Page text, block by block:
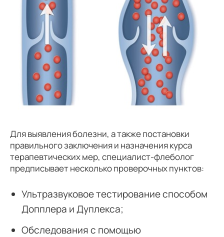
Для выявления болезни, а также постановки
правильного заключения и назначения курса
терапевтических мер, специалист-флеболог
предписывает несколько проверочных пунктов:
Ультразвуковое тестирование способом
Допплера и Дуплекса;
Обследования с помощью